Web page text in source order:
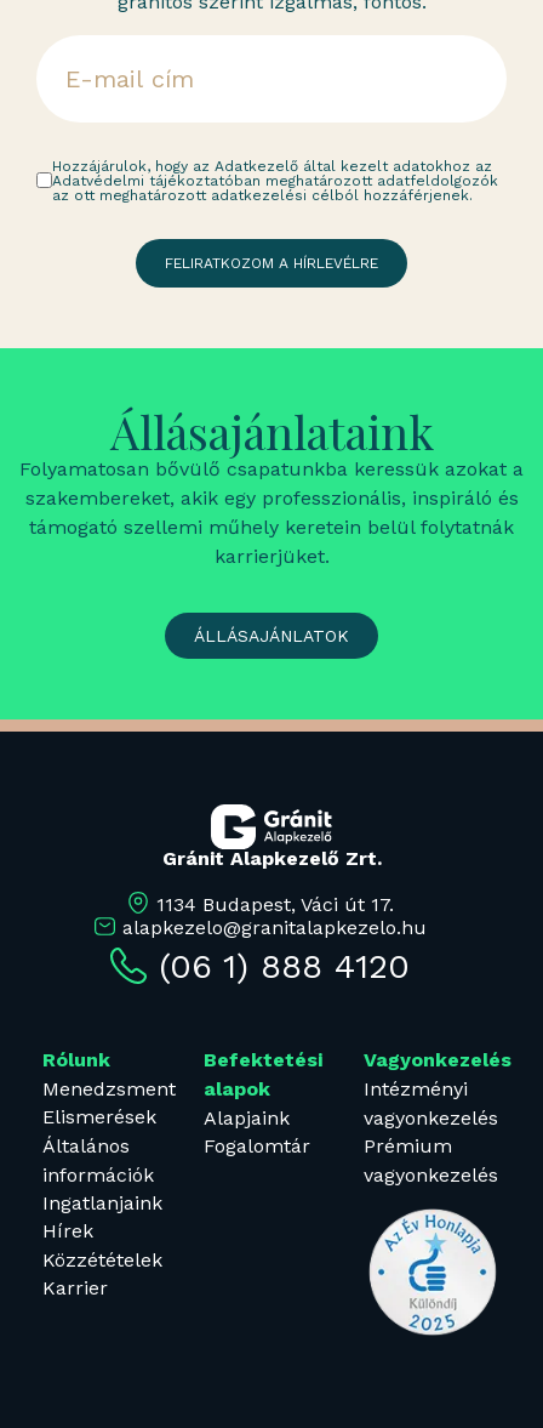
Hozzájárulok, hogy az Adatkezelő által kezelt adatokhoz az
Adatvédelmi tájékoztatóban meghatározott adatfeldolgozók
az ott meghatározott adatkezelési célból hozzáférjenek.
FELIRATKOZOM A HÍRLEVÉLRE
Állásajánlataink
Folyamatosan bővülő csapatunkba keressük azokat a
szakembereket, akik egy professzionális, inspiráló és
támogató szellemi műhely keretein belül folytatnák
karrierjüket.
ÁLLÁSAJÁNLATOK
Gránit Alapkezelő Zrt.
1134 Budapest, Váci út 17.
alapkezelo@granitalapkezelo.hu
(06 1) 888 4120
Rólunk
Menedzsment
Elismerések
Általános
információk
Ingatlanjaink
Hírek
Közzétételek
Karrier
Befektetési
alapok
Alapjaink
Fogalomtár
Vagyonkezelés
Intézményi
vagyonkezelés
Prémium
vagyonkezelés